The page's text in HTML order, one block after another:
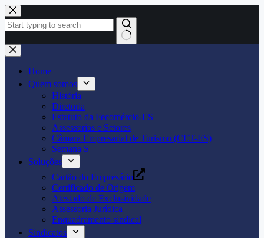
Pular
para
o
Home
Quem somos
História
Diretoria
Estatuto da Fecomércio-ES
Assessorias e Setores
Câmara Empresarial de Turismo (CET-ES)
Semana S
Soluções
Cartão do Empresário
Certificado de Origem
Atestado de Exclusividade
Assessoria Jurídica
Enquadramento sindical
Sindicatos